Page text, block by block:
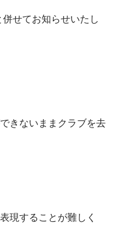
せてお知らせいたし
きないままクラブを去
現することが難しく